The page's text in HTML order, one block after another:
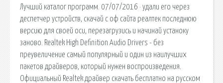
Лучший каталог программ. 07/07/2016 · удали его через
деспетчер устройств, скачай с оф сайта реалтек последнюю
версию для своей оси, перезагрузись и начинай устаноку
заново. Realtek High Definition Audio Drivers - без
преувеличение самый популярный и один из наилучших
пакетов драйверов, который нужен воспроизведения.
Официальный Realtek драйвер скачать бесплатно на русском